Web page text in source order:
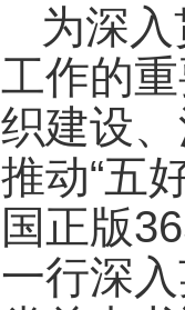
为深
工作的
织建设
推动“五
国正版
一行深